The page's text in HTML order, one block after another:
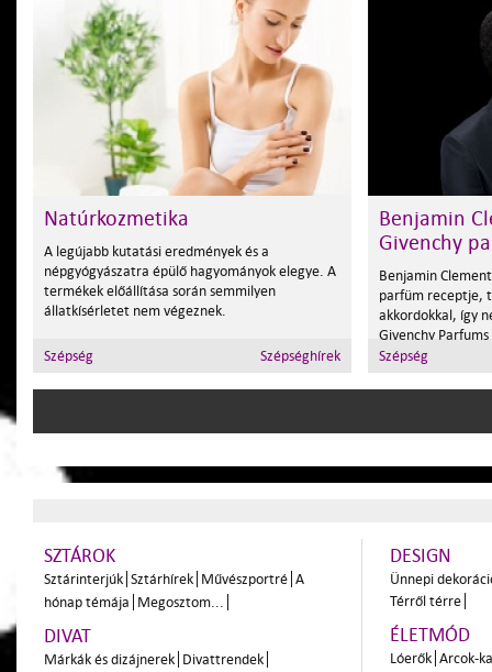
Natúrkozmetika
A legújabb kutatási eredmények és a
népgyógyászatra épülő hagyományok elegye. A
termékek előállítása során semmilyen
állatkísérletet nem végeznek.
Szépség Szépséghírek
Benjamin
Givenchy
Benjamin
parfüm receptje,
akkordokkal, így
Givenchy
Szépség
SZTÁROK
Sztárinterjúk Sztárhírek Művészportré A
hónap témája Megosztom...
DIVAT
Márkák és dizájnerek Divattrendek
DESIGN
Ünnepi
Térről térre
ÉLETMÓD
Lóerők Arcok-